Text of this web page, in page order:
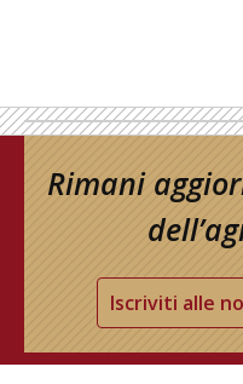
Rimani
Iscriviti alle